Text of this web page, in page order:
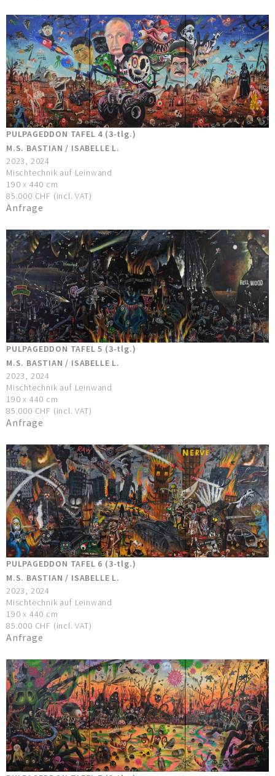
PULPAGEDDON TAFEL 4 (3-tlg.)
M.S. BASTIAN / ISABELLE L.
2023, 2024
Mischtechnik auf Leinwand
190 x 440 cm
85.000 CHF (incl. VAT)
Anfrage
PULPAGEDDON TAFEL 5 (3-tlg.)
M.S. BASTIAN / ISABELLE L.
2023, 2024
Mischtechnik auf Leinwand
190 x 440 cm
85.000 CHF (incl. VAT)
Anfrage
PULPAGEDDON TAFEL 6 (3-tlg.)
M.S. BASTIAN / ISABELLE L.
2023, 2024
Mischtechnik auf Leinwand
190 x 440 cm
85.000 CHF (incl. VAT)
Anfrage